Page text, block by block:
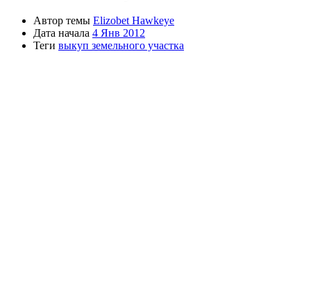
Автор темы Elizobet Hawkeye
Дата начала 4 Янв 2012
Теги выкуп земельного участка